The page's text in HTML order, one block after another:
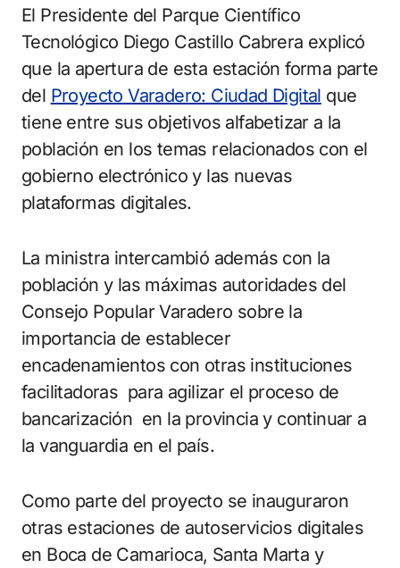
El Presidente del Parque Científico
Tecnológico Diego Castillo Cabrera explicó
que la apertura de esta estación forma parte
del Proyecto Varadero: Ciudad Digital que
tiene entre sus objetivos alfabetizar a la
población en los temas relacionados con el
gobierno electrónico y las nuevas
plataformas digitales.
La ministra intercambió además con la
población y las máximas autoridades del
Consejo Popular Varadero sobre la
importancia de establecer
encadenamientos con otras instituciones
facilitadoras para agilizar el proceso de
bancarización en la provincia y continuar a
la vanguardia en el país.
Como parte del proyecto se inauguraron
otras estaciones de autoservicios digitales
en Boca de Camarioca, Santa Marta y